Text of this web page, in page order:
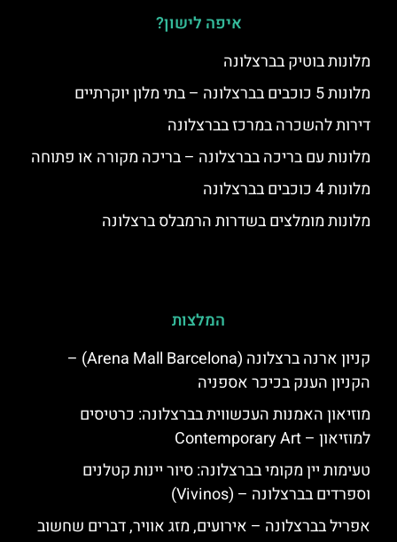
איפה לישון?
מלונות בוטיק בברצלונה
מלונות 5 כוכבים בברצלונה – בתי מלון יוקרתיים
דירות להשכרה במרכז בברצלונה
מלונות עם בריכה בברצלונה – בריכה מקורה או פתוחה
מלונות 4 כוכבים בברצלונה
מלונות מומלצים בשדרות הרמבלס ברצלונה
המלצות
קניון ארנה ברצלונה (Arena Mall Barcelona) –
הקניון הענק בכיכר אספניה
מוזיאון האמנות העכשווית בברצלונה: כרטיסים
למוזיאון – Contemporary Art
טעימות יין מקומי בברצלונה: סיור יינות קטלנים
וספרדים בברצלונה – (Vivinos)
אפריל בברצלונה – אירועים, מזג אוויר, דברים שחשוב